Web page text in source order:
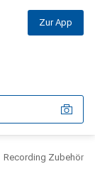
Zur App
Recording Zubehör